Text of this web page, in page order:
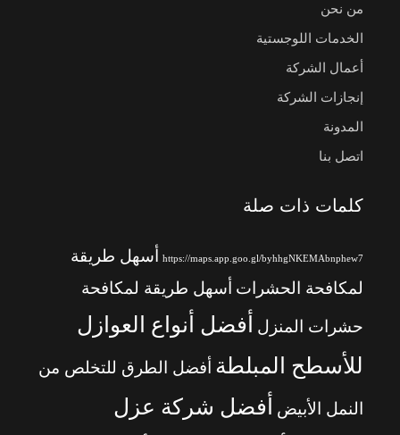
من نحن
الخدمات اللوجستية
أعمال الشركة
إنجازات الشركة
المدونة
اتصل بنا
كلمات ذات صلة
https://maps.app.goo.gl/byhhgNKEMAbnphew7
أسهل طريقة
لمكافحة الحشرات أسهل طريقة لمكافحة
حشرات المنزل
أفضل أنواع العوازل
للأسطح المبلطة أفضل الطرق للتخلص من
النمل الأبيض
أفضل شركة عزل